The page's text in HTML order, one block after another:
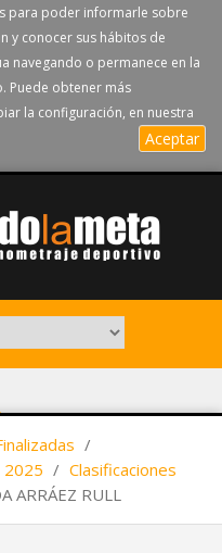
para poder informarle sobre
y conocer sus hábitos de
navegando o permanece en la
Puede obtener más
la configuración, en nuestra
Aceptar
/
2025 / Clasificaciones
ARRÁEZ RULL